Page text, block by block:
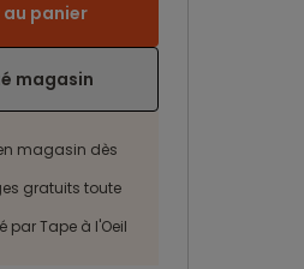
panier
magasin
magasin dès
gratuits toute
par Tape à l'Oeil